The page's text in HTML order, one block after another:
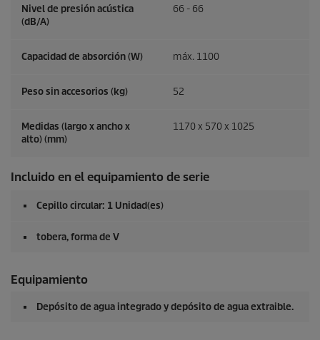
Nivel de presión acústica
(dB/A)
66 - 66
Capacidad de absorción (W) máx. 1100
Peso sin accesorios (kg) 52
Medidas (largo x ancho x
alto) (mm)
1170 x 570 x 1025
Incluido en el equipamiento de serie
Cepillo circular: 1 Unidad(es)
tobera, forma de V
Equipamiento
Depósito de agua integrado y depósito de agua extraible.